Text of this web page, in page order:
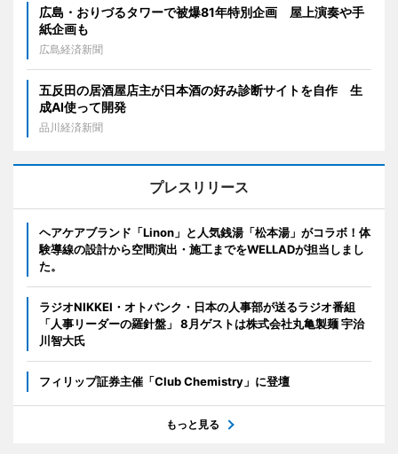
広島・おりづるタワーで被爆81年特別企画 屋上演奏や手
紙企画も
広島経済新聞
五反田の居酒屋店主が日本酒の好み診断サイトを自作 生
成AI使って開発
品川経済新聞
プレスリリース
ヘアケアブランド「Linon」と人気銭湯「松本湯」がコラボ！体
験導線の設計から空間演出・施工までをWELLADが担当しまし
た。
ラジオNIKKEI・オトバンク・日本の人事部が送るラジオ番組
「人事リーダーの羅針盤」 8月ゲストは株式会社丸亀製麺 宇治
川智大氏
フィリップ証券主催「Club Chemistry」に登壇
もっと見る